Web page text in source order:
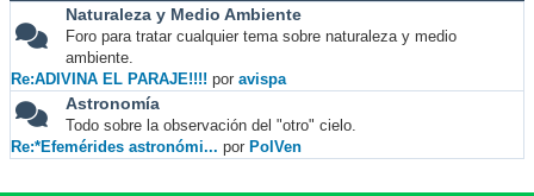
Naturaleza y Medio Ambiente
Foro para tratar cualquier tema sobre naturaleza y medio
ambiente.
Re:ADIVINA EL PARAJE!!!! por avispa
Astronomía
Todo sobre la observación del "otro" cielo.
Re:*Efemérides astronómi... por PolVen